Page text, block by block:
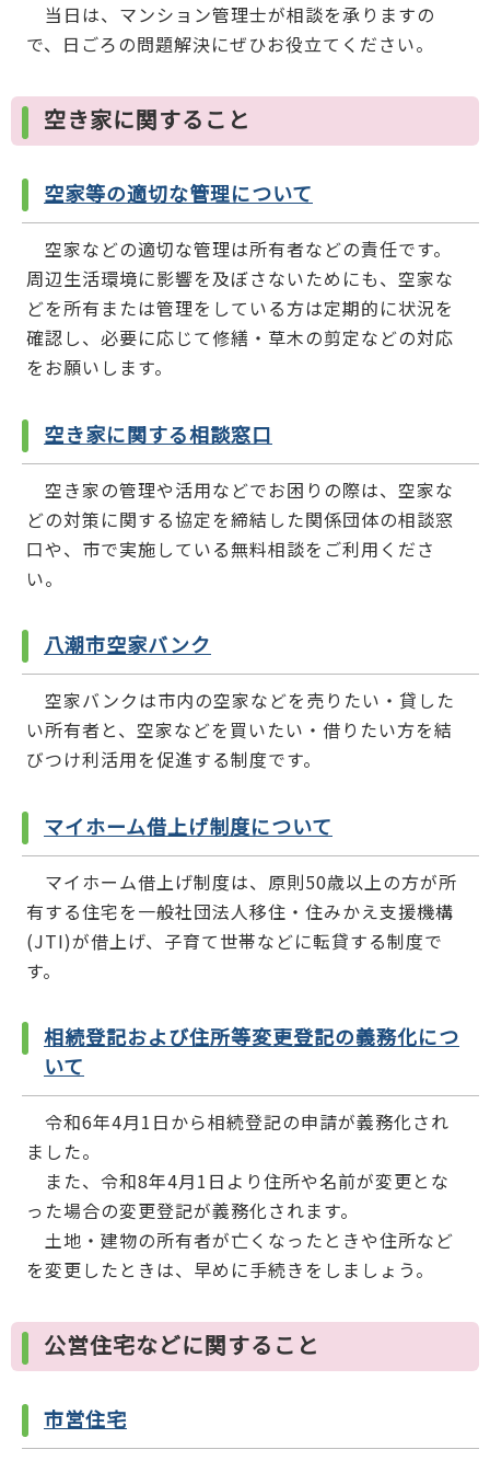
当日は、マンション管理士が相談を承りますの
で、日ごろの問題解決にぜひお役立てください。
空き家に関すること
空家等の適切な管理について
空家などの適切な管理は所有者などの責任です。
周辺生活環境に影響を及ぼさないためにも、空家な
どを所有または管理をしている方は定期的に状況を
確認し、必要に応じて修繕・草木の剪定などの対応
をお願いします。
空き家に関する相談窓口
空き家の管理や活用などでお困りの際は、空家な
どの対策に関する協定を締結した関係団体の相談窓
口や、市で実施している無料相談をご利用くださ
い。
八潮市空家バンク
空家バンクは市内の空家などを売りたい・貸した
い所有者と、空家などを買いたい・借りたい方を結
びつけ利活用を促進する制度です。
マイホーム借上げ制度について
マイホーム借上げ制度は、原則50歳以上の方が所
有する住宅を一般社団法人移住・住みかえ支援機構
(JTI)が借上げ、子育て世帯などに転貸する制度で
す。
相続登記および住所等変更登記の義務化につ
いて
令和6年4月1日から相続登記の申請が義務化され
ました。
また、令和8年4月1日より住所や名前が変更とな
った場合の変更登記が義務化されます。
土地・建物の所有者が亡くなったときや住所など
を変更したときは、早めに手続きをしましょう。
公営住宅などに関すること
市営住宅